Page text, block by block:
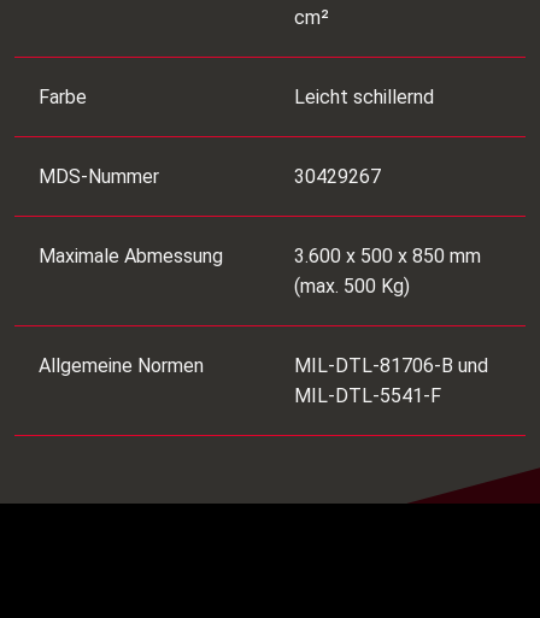
cm²
Farbe Leicht schillernd
MDS-Nummer 30429267
Maximale Abmessung
3.600 x 500 x 850 mm
(max. 500 Kg)
Allgemeine Normen
MIL-DTL-81706-B und
MIL-DTL-5541-F